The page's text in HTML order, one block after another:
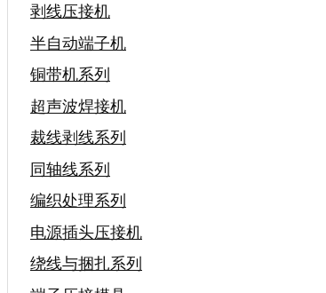
剥线压接机
半自动端子机
铜带机系列
超声波焊接机
裁线剥线系列
同轴线系列
编织处理系列
电源插头压接机
绕线与捆扎系列